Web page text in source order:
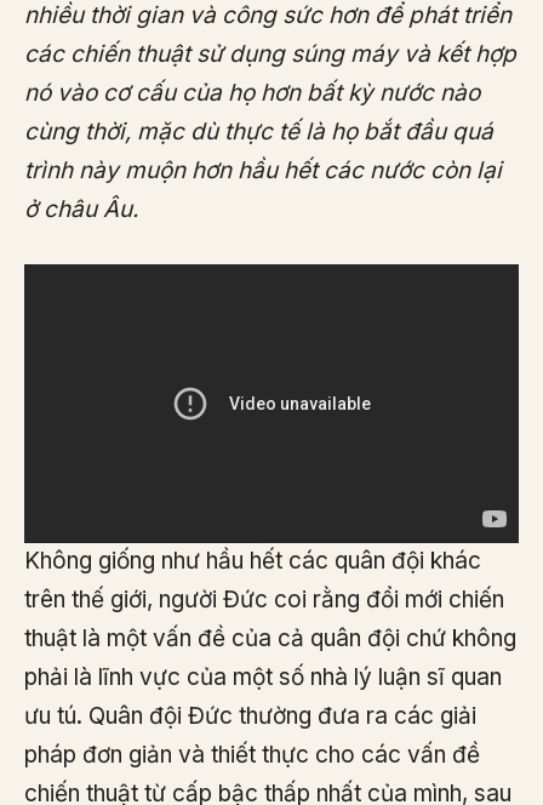
nhiều thời gian và công sức hơn để phát triển
các chiến thuật sử dụng súng máy và kết hợp
nó vào cơ cấu của họ hơn bất kỳ nước nào
cùng thời, mặc dù thực tế là họ bắt đầu quá
trình này muộn hơn hầu hết các nước còn lại
ở châu Âu.
Không giống như hầu hết các quân đội khác
trên thế giới, người Đức coi rằng đổi mới chiến
thuật là một vấn đề của cả quân đội chứ không
phải là lĩnh vực của một số nhà lý luận sĩ quan
ưu tú. Quân đội Đức thường đưa ra các giải
pháp đơn giản và thiết thực cho các vấn đề
chiến thuật từ cấp bậc thấp nhất của mình, sau